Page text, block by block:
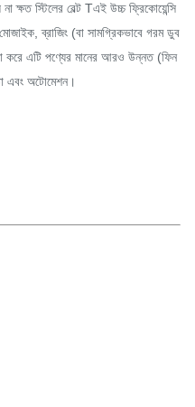
ক্ষত স্টিলের বেল্ট Tএই উচ্চ ফ্রিকোয়েন্সি
ব্রাজিং (বা সামগ্রিকভাবে গরম ডুব
করে এটি পণ্যের মানের আরও উন্নত (ফিন
এবং অটোমেশন।